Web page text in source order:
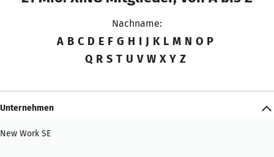
Nachname:
A B C D E F G H I J K L M N O P
Q R S T U V W X Y Z
Unternehmen
New Work SE